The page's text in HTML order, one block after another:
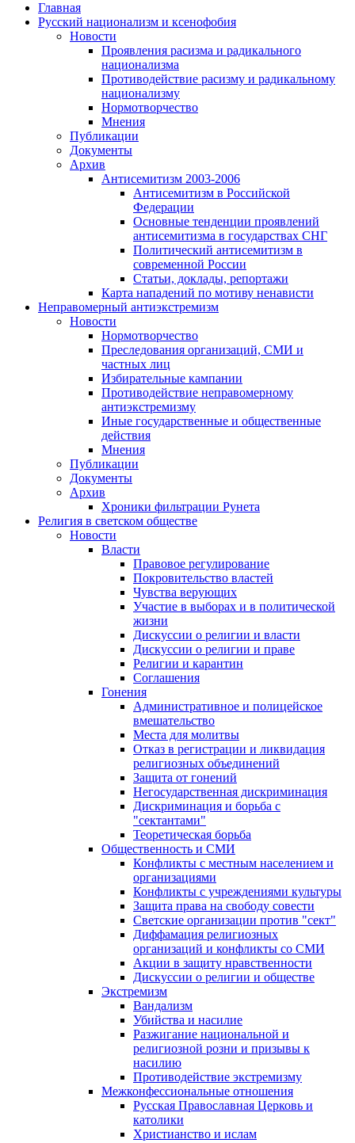
Главная
Русский национализм и ксенофобия
Новости
Проявления расизма и радикального
национализма
Противодействие расизму и радикальному
национализму
Нормотворчество
Мнения
Публикации
Документы
Архив
Антисемитизм 2003-2006
Антисемитизм в Российской
Федерации
Основные тенденции проявлений
антисемитизма в государствах СНГ
Политический антисемитизм в
современной России
Статьи, доклады, репортажи
Карта нападений по мотиву ненависти
Неправомерный антиэкстремизм
Новости
Нормотворчество
Преследования организаций, СМИ и
частных лиц
Избирательные кампании
Противодействие неправомерному
антиэкстремизму
Иные государственные и общественные
действия
Мнения
Публикации
Документы
Архив
Хроники фильтрации Рунета
Религия в светском обществе
Новости
Власти
Правовое регулирование
Покровительство властей
Чувства верующих
Участие в выборах и в политической
жизни
Дискуссии о религии и власти
Дискуссии о религии и праве
Религии и карантин
Соглашения
Гонения
Административное и полицейское
вмешательство
Места для молитвы
Отказ в регистрации и ликвидация
религиозных объединений
Защита от гонений
Негосударственная дискриминация
Дискриминация и борьба с
"сектантами"
Теоретическая борьба
Общественность и СМИ
Конфликты с местным населением и
организациями
Конфликты с учреждениями культуры
Защита права на свободу совести
Светские организации против "сект"
Диффамация религиозных
организаций и конфликты со СМИ
Акции в защиту нравственности
Дискуссии о религии и обществе
Экстремизм
Вандализм
Убийства и насилие
Разжигание национальной и
религиозной розни и призывы к
насилию
Противодействие экстремизму
Межконфессиональные отношения
Русская Православная Церковь и
католики
Христианство и ислам